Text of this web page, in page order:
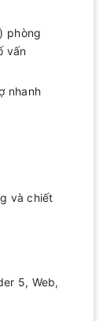
phòng
vấn
nhanh
và chiết
5, Web,